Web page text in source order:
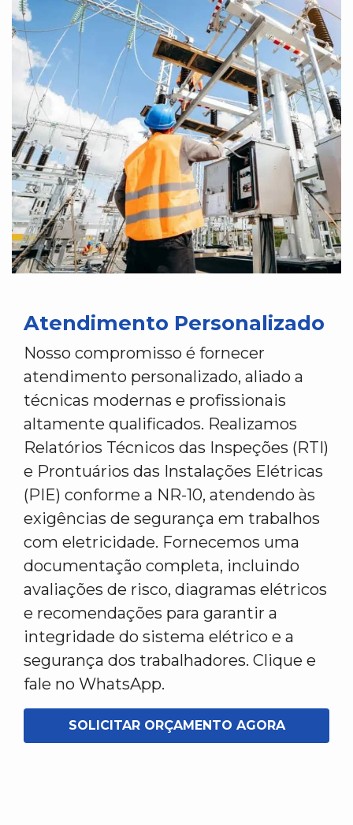
Atendimento Personalizado
Nosso compromisso é fornecer
atendimento personalizado, aliado a
técnicas modernas e profissionais
altamente qualificados. Realizamos
Relatórios Técnicos das Inspeções (RTI)
e Prontuários das Instalações Elétricas
(PIE) conforme a NR-10, atendendo às
exigências de segurança em trabalhos
com eletricidade. Fornecemos uma
documentação completa, incluindo
avaliações de risco, diagramas elétricos
e recomendações para garantir a
integridade do sistema elétrico e a
segurança dos trabalhadores. Clique e
fale no WhatsApp.
SOLICITAR ORÇAMENTO AGORA